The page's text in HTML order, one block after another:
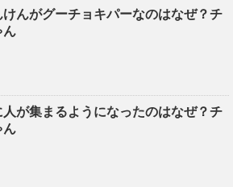
けんがグーチョキパーなのはなぜ？チ
ん
人が集まるようになったのはなぜ？チ
ん